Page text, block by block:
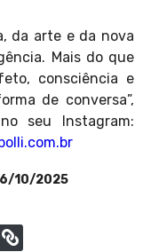
da arte e da nova
Mais do que
consciência e
de conversa”,
seu Instagram:
10/2025